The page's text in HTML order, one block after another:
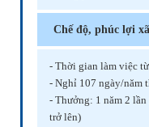
Chế độ, phúc lợi
- Thời gian làm việc
- Nghỉ 107 ngày/năm
- Thưởng: 1 năm 2
trở lên)